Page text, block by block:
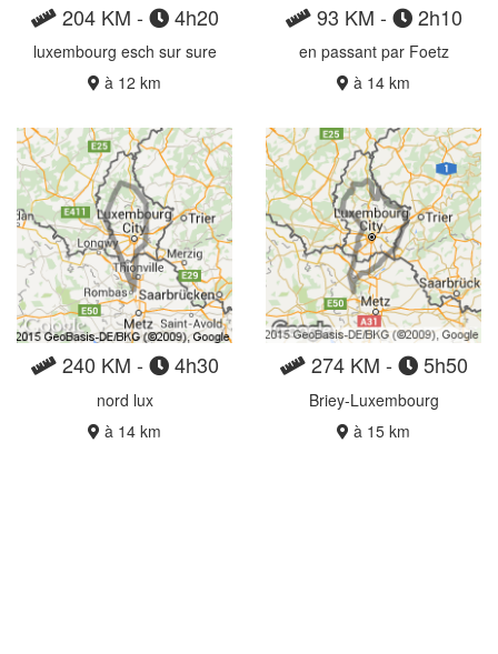
204 KM - 4h20
luxembourg esch sur sure
à 12 km
93 KM - 2h10
en passant par Foetz
à 14 km
240 KM - 4h30
nord lux
à 14 km
274 KM - 5h50
Briey-Luxembourg
à 15 km